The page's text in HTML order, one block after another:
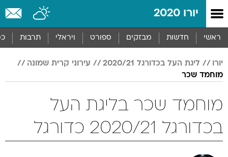
יורו 2020
ראשי חדשות מבזקים ספורט ויראלי תרבות
יורו ליגת העל בכדורגל 2020/21
עירוני קרית שמונה
מוחמד שכר
מוחמד שכר בליגת העל
בכדורגל 2020/21 כדורגל